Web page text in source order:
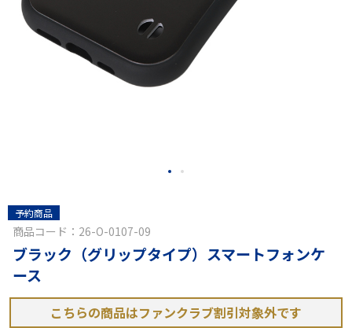
予約商品
商品コード：26-O-0107-09
ブラック（グリップタイプ）スマートフォンケ
ース
こちらの商品はファンクラブ割引対象外です